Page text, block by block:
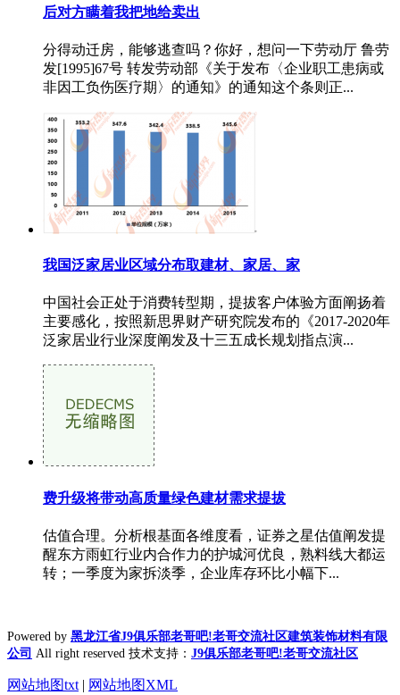
后对方瞒着我把地给卖出
分得动迁房，能够逃查吗？你好，想问一下劳动厅 鲁劳
发[1995]67号 转发劳动部《关于发布〈企业职工患病或
非因工负伤医疗期〉的通知》的通知这个条则正...
我国泛家居业区域分布取建材、家居、家
中国社会正处于消费转型期，提拔客户体验方面阐扬着
主要感化，按照新思界财产研究院发布的《2017-2020年
泛家居业行业深度阐发及十三五成长规划指点演...
费升级将带动高质量绿色建材需求提拔
估值合理。分析根基面各维度看，证券之星估值阐发提
醒东方雨虹行业内合作力的护城河优良，熟料线大都运
转；一季度为家拆淡季，企业库存环比小幅下...
Powered by 黑龙江省J9俱乐部老哥吧!老哥交流社区建筑装饰材料有限
公司 All right reserved 技术支持： J9俱乐部老哥吧!老哥交流社区
网站地图txt | 网站地图XML